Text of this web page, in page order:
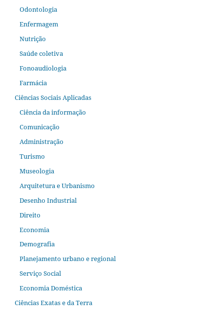
Odontologia
Enfermagem
Nutrição
Saúde coletiva
Fonoaudiologia
Farmácia
Ciências Sociais Aplicadas
Ciência da informação
Comunicação
Administração
Turismo
Museologia
Arquitetura e Urbanismo
Desenho Industrial
Direito
Economia
Demografia
Planejamento urbano e regional
Serviço Social
Economia Doméstica
Ciências Exatas e da Terra